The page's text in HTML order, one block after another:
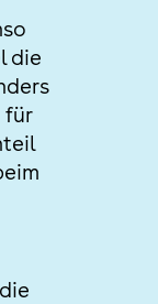
die
für